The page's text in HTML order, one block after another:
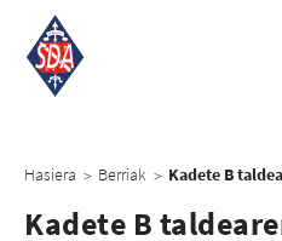
Hasiera > Berriak > Kadete B
Kadete B